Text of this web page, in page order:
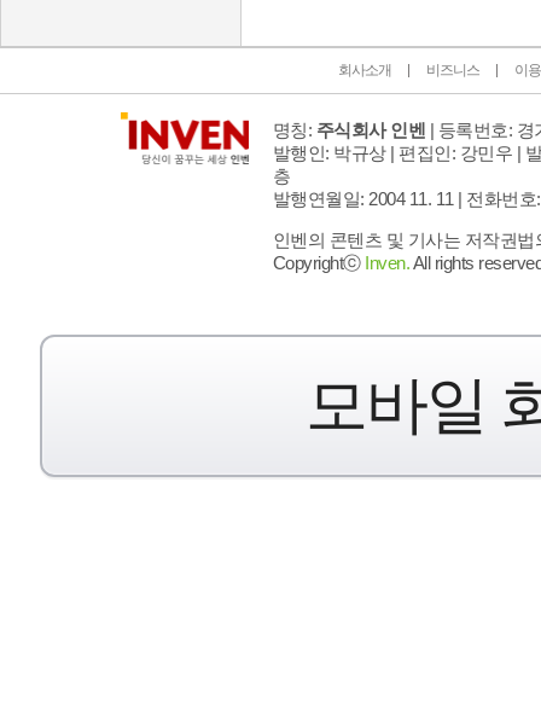
회사소개 비즈니스 이
명칭: 주식회사 인벤 | 등록번호: 경
발행인: 박규상 | 편집인: 강민우 |
층
발행연월일: 2004 11. 11 | 전화번호
인벤의 콘텐츠 및 기사는 저작권
Copyrightⓒ Inven.All rights
모바일